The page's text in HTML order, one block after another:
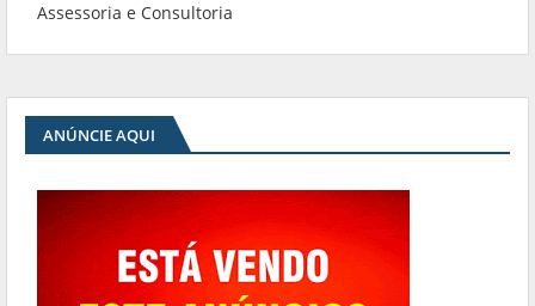
Assessoria e Consultoria
ANÚNCIE AQUI